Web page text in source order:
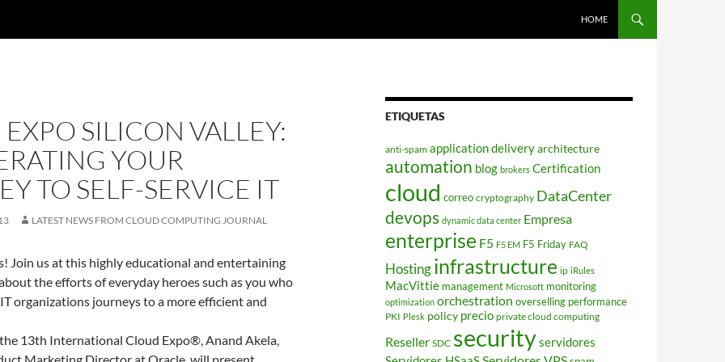
HOME
SILICON VALLEY:
YOUR
TO SELF-SERVICE IT
LATEST NEWS FROM CLOUD COMPUTING JOURNAL
Join us at this highly educational and entertaining
the efforts of everyday heroes such as you who
organizations journeys to a more efficient and
13th International Cloud Expo®, Anand Akela,
ETIQUETAS
anti-spam application deliveryarchitecture
automation blog brokers Certification
cloud correo cryptography DataCenter
devops dynamic data center Empresa
enterprise F5 F5 EM F5 Friday FAQ
Hostinginfrastructure ip iRules
MacVittie management Microsoft monitoring
optimization orchestration overselling performance
PKI Plesk policy precio private cloud computing
Reseller SDC securityservidores